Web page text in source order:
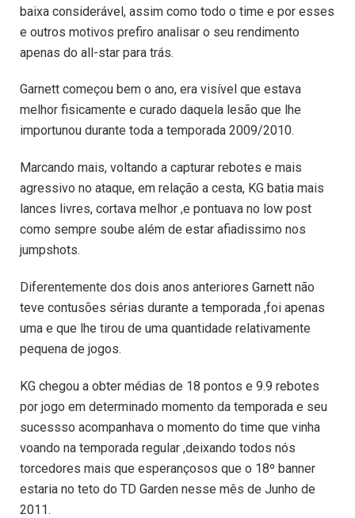
baixa considerável, assim como todo o time e por esses
e outros motivos prefiro analisar o seu rendimento
apenas do all-star para trás.
Garnett começou bem o ano, era visível que estava
melhor fisicamente e curado daquela lesão que lhe
importunou durante toda a temporada 2009/2010.
Marcando mais, voltando a capturar rebotes e mais
agressivo no ataque, em relação a cesta, KG batia mais
lances livres, cortava melhor ,e pontuava no low post
como sempre soube além de estar afiadissimo nos
jumpshots.
Diferentemente dos dois anos anteriores Garnett não
teve contusões sérias durante a temporada ,foi apenas
uma e que lhe tirou de uma quantidade relativamente
pequena de jogos.
KG chegou a obter médias de 18 pontos e 9.9 rebotes
por jogo em determinado momento da temporada e seu
sucessso acompanhava o momento do time que vinha
voando na temporada regular ,deixando todos nós
torcedores mais que esperançosos que o 18º banner
estaria no teto do TD Garden nesse mês de Junho de
2011.